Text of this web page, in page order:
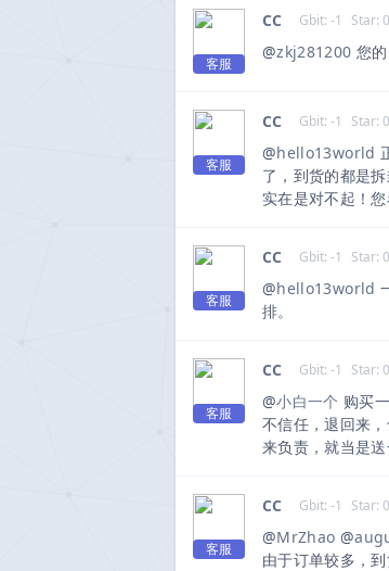
客服
CC Gbit: -1 Star: 0
@zkj281200 您
客服
CC Gbit: -1 Star: 0
@hello13world
了，到货的都是
实在是对不起！
客服
CC Gbit: -1 Star: 0
@hello13world
排。
客服
CC Gbit: -1 Star: 0
@小白一个 购买
不信任，退回来
来负责，就当是
客服
CC Gbit: -1 Star: 0
@MrZhao @
由于订单较多，